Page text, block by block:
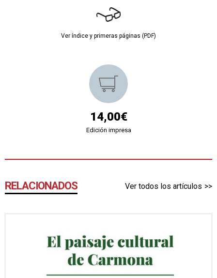
Ver índice y primeras páginas (PDF)
14,00€
Edición impresa
RELACIONADOS Ver todos los artículos